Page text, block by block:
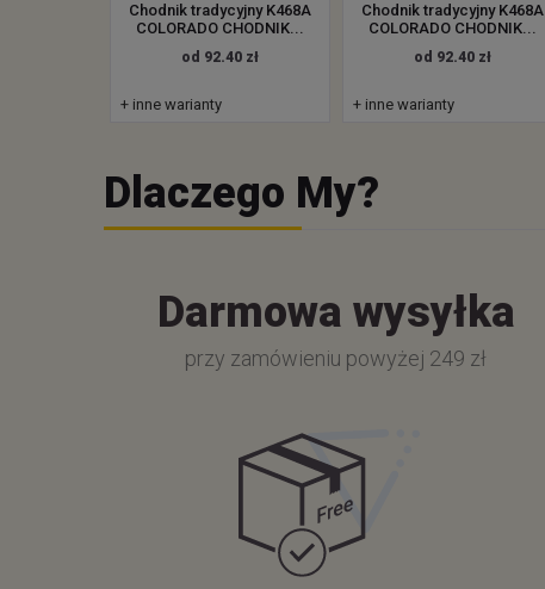
Chodnik tradycyjny K468A
COLORADO CHODNIK...
od 92.40 zł
+ inne warianty
Chodnik tradycyjny K468A
COLORADO CHODNIK...
od 92.40 zł
+ inne warianty
Dlaczego My?
Darmowa wysyłka
przy zamówieniu powyżej 249 zł